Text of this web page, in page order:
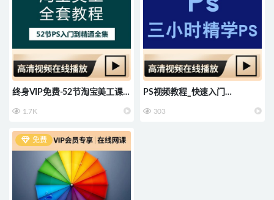
终身VIP免费-52节淘宝美工课
1.7K
PS视频教程_快速入门
手 303
免费